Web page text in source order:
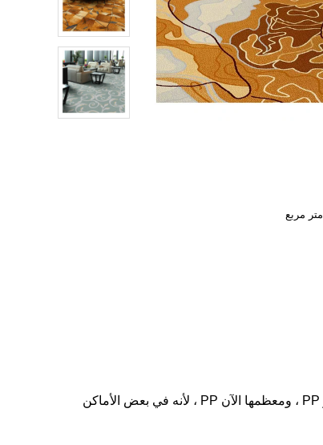
يتكون سجاد Axminster من خيوط السداة وخيوط اللحمة وسداة الوبر.مادة الغزل السداة 100٪ بوليستر.مادة خيوط اللحمة هي الجوت أو PP ، ومعظمها الآن PP ، لأنه في بعض الأماكن